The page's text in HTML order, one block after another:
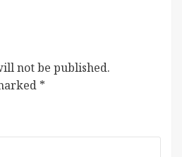
not be published.
*